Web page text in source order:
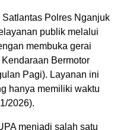
Polres Nganjuk
publik melalui
membuka gerai
Bermotor
Pagi). Layanan ini
hanya memiliki waktu
2026).
menjadi salah satu